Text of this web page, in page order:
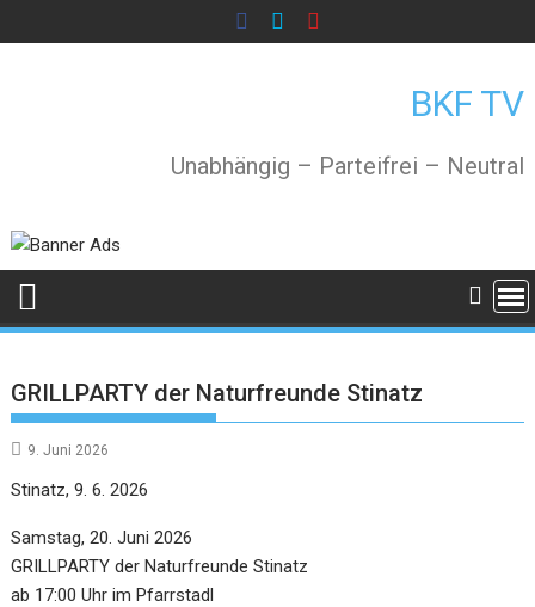
to
BKF TV
Unabhängig – Parteifrei – Neutral
GRILLPARTY der Naturfreunde Stinatz
9. Juni 2026
Stinatz, 9. 6. 2026
Samstag, 20. Juni 2026
GRILLPARTY der Naturfreunde Stinatz
ab 17:00 Uhr im Pfarrstadl